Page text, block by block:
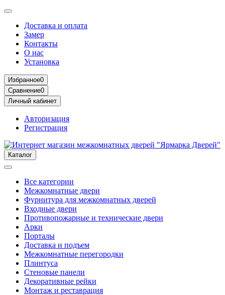
Доставка и оплата
Замер
Контакты
О нас
Установка
Избранное0
Сравнение0
Личный кабинет
Авторизация
Регистрация
Каталог
Все категории
Межкомнатные двери
Фурнитура для межкомнатных дверей
Входные двери
Противопожарные и технические двери
Арки
Порталы
Доставка и подъем
Межкомнатные перегородки
Плинтуса
Стеновые панели
Декоративные рейки
Монтаж и реставрация